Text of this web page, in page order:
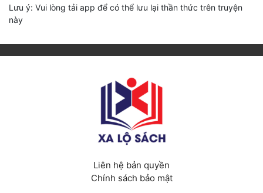
Lưu ý: Vui lòng tải app để có thể lưu lại thần thức trên truyện
này
Liên hệ bản quyền
Chính sách bảo mật